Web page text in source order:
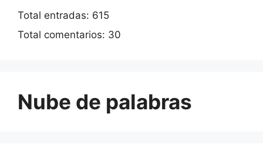
Total entradas: 615
Total comentarios: 30
Nube de palabras